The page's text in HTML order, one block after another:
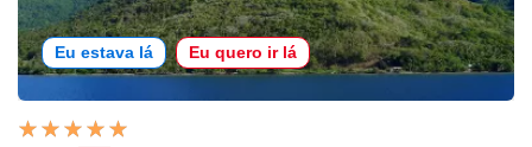
Eu estava lá Eu quero ir lá